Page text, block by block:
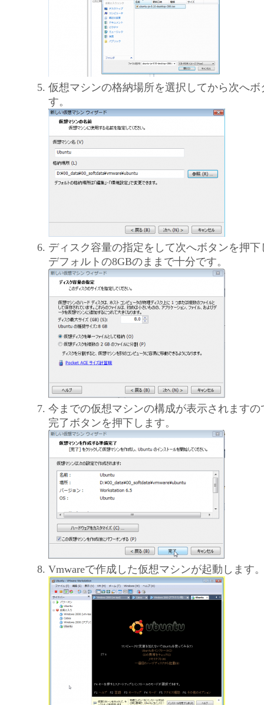
仮想マシンの格納場所を選択してから次へ
す。
ディスク容量の指定をして次へボタンを押下
デフォルトの8GBのままで十分です。
今までの仮想マシンの構成が表示されます
完了ボタンを押下します。
Vmwareで作成した仮想マシンが起動します